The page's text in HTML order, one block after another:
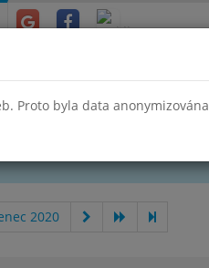
2020
Proto byla data anonymizována